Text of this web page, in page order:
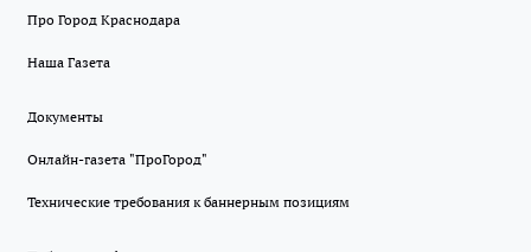
Про Город Краснодара
Наша Газета
Документы
Онлайн-газета "ПроГород"
Технические требования к баннерным позициям